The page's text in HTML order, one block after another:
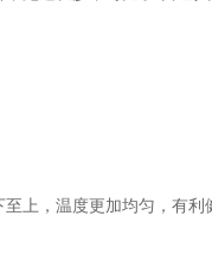
上，温度更加均匀，有利